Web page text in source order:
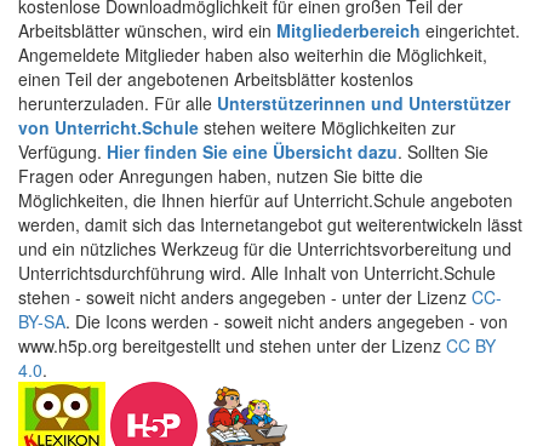
kostenlose Downloadmöglichkeit für einen großen Teil der
Arbeitsblätter wünschen, wird ein Mitgliederbereich eingerichtet.
Angemeldete Mitglieder haben also weiterhin die Möglichkeit,
einen Teil der angebotenen Arbeitsblätter kostenlos
herunterzuladen. Für alle Unterstützerinnen und Unterstützer
von Unterricht.Schule stehen weitere Möglichkeiten zur
Verfügung. Hier finden Sie eine Übersicht dazu. Sollten Sie
Fragen oder Anregungen haben, nutzen Sie bitte die
Möglichkeiten, die Ihnen hierfür auf Unterricht.Schule angeboten
werden, damit sich das Internetangebot gut weiterentwickeln lässt
und ein nützliches Werkzeug für die Unterrichtsvorbereitung und
Unterrichtsdurchführung wird. Alle Inhalt von Unterricht.Schule
stehen - soweit nicht anders angegeben - unter der Lizenz CC-
BY-SA. Die Icons werden - soweit nicht anders angegeben - von
www.h5p.org bereitgestellt und stehen unter der Lizenz CC BY
4.0.